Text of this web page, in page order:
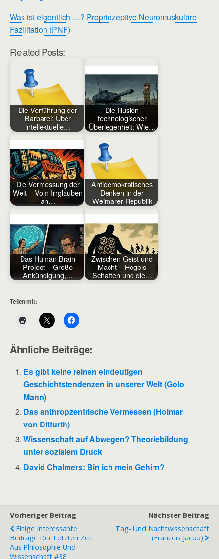
Was ist eigentlich …? Propriozeptive Neuromuskuläre
Fazilitation (PNF)
Related Posts:
Die Verführung der
Barbarei: Über
intellektuelle…
Die Illusion
technologischer
Überlegenheit: Wie…
Die Vermessung der
Welt – Vom Irrglauben
an…
Antidemokratisches
Denken in der
Weimarer Republik
Das Human Brain
Project – Große
Ankündigung,…
Zwischen Geist und
Macht – Hegels
Schatten und die…
Teilen mit:
Ähnliche Beiträge:
Es gibt keine reinen eindeutigen
Geschichtstendenzen in unserer Welt (Golo
Mann)
Das anthropzentrische Vermessen (Hoimar
von Ditfurth)
Wissenschaft auf Abwegen? Theoriebildung
unter sozialem Druck
David Chalmers: Bin ich mein Gehirn?
Vorheriger Beitrag
Einige Interessante
Beiträge Der Letzten Zeit
Aus Philosophie Und
Wissenschaft #38
Nächster Beitrag
Tag- Und Nachtwissenschaft
(Francois Jacob)